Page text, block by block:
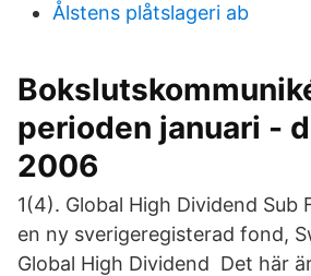
Ålstens plåtslageri ab
perioden januari -
2006
1(4). Global High Dividend Sub
en ny sverigeregisterad fond,
Global High Dividend Det här